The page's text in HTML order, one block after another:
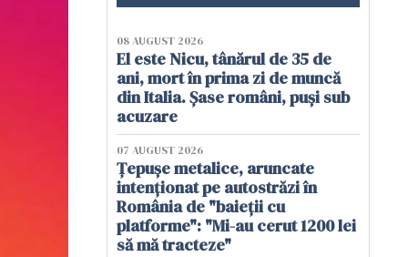
08 AUGUST 2026
El este Nicu, tânărul de 35 de
ani, mort în prima zi de muncă
din Italia. Șase români, puși sub
acuzare
07 AUGUST 2026
Țepușe metalice, aruncate
intenționat pe autostrăzi în
România de "baieții cu
platforme": "Mi-au cerut 1200 lei
să mă tracteze"